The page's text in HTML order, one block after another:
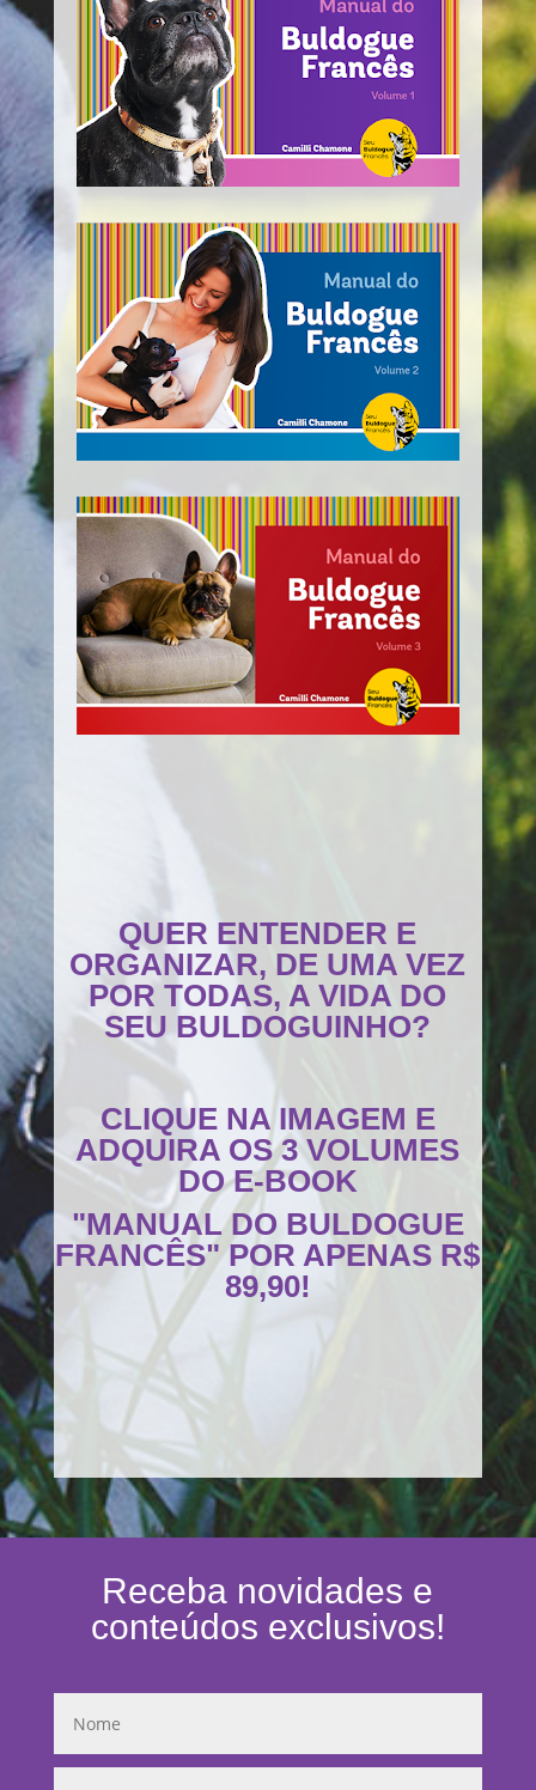
QUER ENTENDER E
ORGANIZAR, DE UMA VEZ
POR TODAS, A VIDA DO
SEU BULDOGUINHO?
CLIQUE NA IMAGEM E
ADQUIRA OS 3 VOLUMES
DO E-BOOK
"MANUAL DO BULDOGUE
FRANCÊS" POR APENAS R$
89,90!
Receba novidades e
conteúdos exclusivos!